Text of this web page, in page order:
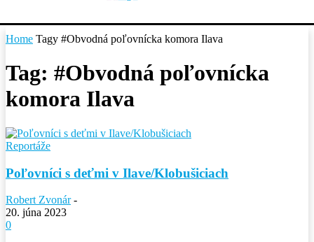
Home Tagy #Obvodná poľovnícka komora Ilava
Tag: #Obvodná poľovnícka
komora Ilava
Reportáže
Poľovníci s deťmi v Ilave/Klobušiciach
Robert Zvonár -
20. júna 2023
0